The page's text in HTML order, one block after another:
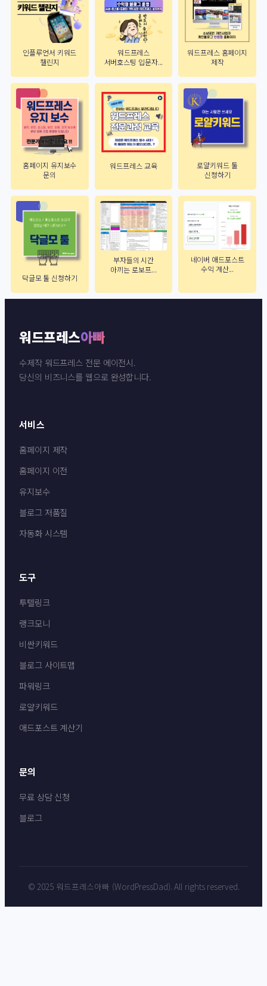
인플루언서 키워드
챌린지
워드프레스
서버호스팅 입문자...
워드프레스 홈페이지
제작
홈페이지 유지보수
문의
워드프레스 교육
로얄키워드 툴
신청하기
닥글모 툴 신청하기
부자들의 시간
아끼는 로보프...
네이버 애드포스트
수익 계산...
워드프레스아빠
수제작 워드프레스 전문 에이전시.
당신의 비즈니스를 웹으로 완성합니다.
서비스
홈페이지 제작
홈페이지 이전
유지보수
블로그 저품질
자동화 시스템
도구
투텔링크
랭크모니
비싼키워드
블로그 사이트맵
파워링크
로얄키워드
애드포스트 계산기
문의
무료 상담 신청
블로그
© 2025 워드프레스아빠 (WordPressDad). All rights reserved.